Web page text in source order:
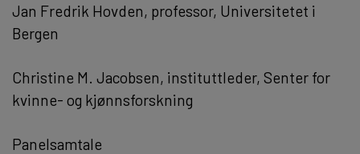
Jan Fredrik Hovden, professor, Universitetet i
Bergen
Christine M. Jacobsen, instituttleder, Senter for
kvinne- og kjønnsforskning
Panelsamtale